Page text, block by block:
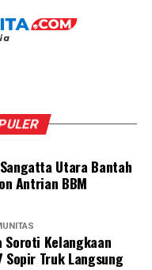
Utara Bantah
Antrian BBM
Soroti Kelangkaan
Sopir Truk Langsung